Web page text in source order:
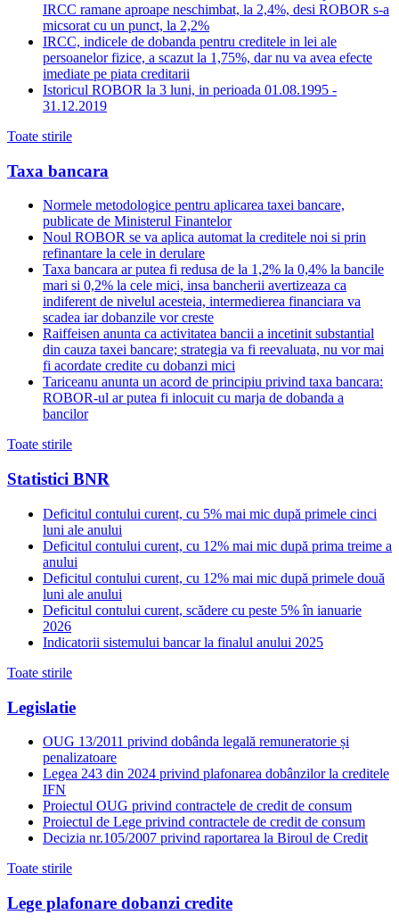
IRCC ramane aproape neschimbat, la 2,4%, desi ROBOR s-a
micsorat cu un punct, la 2,2%
IRCC, indicele de dobanda pentru creditele in lei ale
persoanelor fizice, a scazut la 1,75%, dar nu va avea efecte
imediate pe piata creditarii
Istoricul ROBOR la 3 luni, in perioada 01.08.1995 -
31.12.2019
Toate stirile
Taxa bancara
Normele metodologice pentru aplicarea taxei bancare,
publicate de Ministerul Finantelor
Noul ROBOR se va aplica automat la creditele noi si prin
refinantare la cele in derulare
Taxa bancara ar putea fi redusa de la 1,2% la 0,4% la bancile
mari si 0,2% la cele mici, insa bancherii avertizeaza ca
indiferent de nivelul acesteia, intermedierea financiara va
scadea iar dobanzile vor creste
Raiffeisen anunta ca activitatea bancii a incetinit substantial
din cauza taxei bancare; strategia va fi reevaluata, nu vor mai
fi acordate credite cu dobanzi mici
Tariceanu anunta un acord de principiu privind taxa bancara:
ROBOR-ul ar putea fi inlocuit cu marja de dobanda a
bancilor
Toate stirile
Statistici BNR
Deficitul contului curent, cu 5% mai mic după primele cinci
luni ale anului
Deficitul contului curent, cu 12% mai mic după prima treime a
anului
Deficitul contului curent, cu 12% mai mic după primele două
luni ale anului
Deficitul contului curent, scădere cu peste 5% în ianuarie
2026
Indicatorii sistemului bancar la finalul anului 2025
Toate stirile
Legislatie
OUG 13/2011 privind dobânda legală remuneratorie și
penalizatoare
Legea 243 din 2024 privind plafonarea dobânzilor la creditele
IFN
Proiectul OUG privind contractele de credit de consum
Proiectul de Lege privind contractele de credit de consum
Decizia nr.105/2007 privind raportarea la Biroul de Credit
Toate stirile
Lege plafonare dobanzi credite